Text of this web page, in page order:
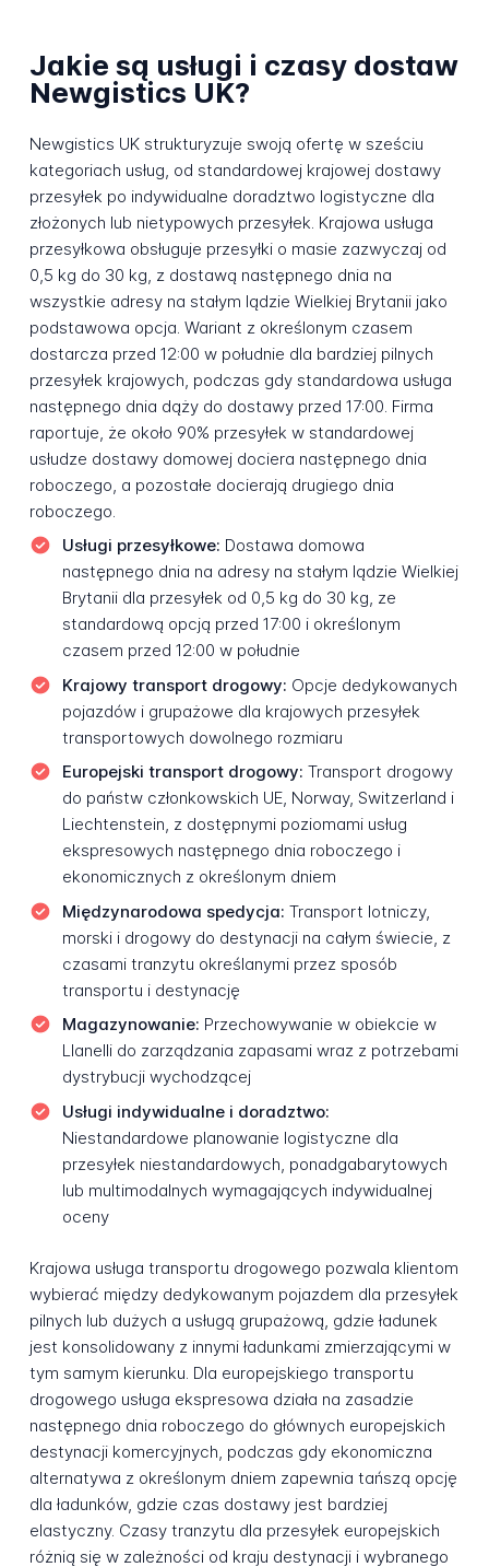
Jakie są usługi i czasy dostaw
Newgistics UK?
Newgistics UK strukturyzuje swoją ofertę w sześciu
kategoriach usług, od standardowej krajowej dostawy
przesyłek po indywidualne doradztwo logistyczne dla
złożonych lub nietypowych przesyłek. Krajowa usługa
przesyłkowa obsługuje przesyłki o masie zazwyczaj od
0,5 kg do 30 kg, z dostawą następnego dnia na
wszystkie adresy na stałym lądzie Wielkiej Brytanii jako
podstawowa opcja. Wariant z określonym czasem
dostarcza przed 12:00 w południe dla bardziej pilnych
przesyłek krajowych, podczas gdy standardowa usługa
następnego dnia dąży do dostawy przed 17:00. Firma
raportuje, że około 90% przesyłek w standardowej
usłudze dostawy domowej dociera następnego dnia
roboczego, a pozostałe docierają drugiego dnia
roboczego.
Usługi przesyłkowe: Dostawa domowa
następnego dnia na adresy na stałym lądzie Wielkiej
Brytanii dla przesyłek od 0,5 kg do 30 kg, ze
standardową opcją przed 17:00 i określonym
czasem przed 12:00 w południe
Krajowy transport drogowy: Opcje dedykowanych
pojazdów i grupażowe dla krajowych przesyłek
transportowych dowolnego rozmiaru
Europejski transport drogowy: Transport drogowy
do państw członkowskich UE, Norway, Switzerland i
Liechtenstein, z dostępnymi poziomami usług
ekspresowych następnego dnia roboczego i
ekonomicznych z określonym dniem
Międzynarodowa spedycja: Transport lotniczy,
morski i drogowy do destynacji na całym świecie, z
czasami tranzytu określanymi przez sposób
transportu i destynację
Magazynowanie: Przechowywanie w obiekcie w
Llanelli do zarządzania zapasami wraz z potrzebami
dystrybucji wychodzącej
Usługi indywidualne i doradztwo:
Niestandardowe planowanie logistyczne dla
przesyłek niestandardowych, ponadgabarytowych
lub multimodalnych wymagających indywidualnej
oceny
Krajowa usługa transportu drogowego pozwala klientom
wybierać między dedykowanym pojazdem dla przesyłek
pilnych lub dużych a usługą grupażową, gdzie ładunek
jest konsolidowany z innymi ładunkami zmierzającymi w
tym samym kierunku. Dla europejskiego transportu
drogowego usługa ekspresowa działa na zasadzie
następnego dnia roboczego do głównych europejskich
destynacji komercyjnych, podczas gdy ekonomiczna
alternatywa z określonym dniem zapewnia tańszą opcję
dla ładunków, gdzie czas dostawy jest bardziej
elastyczny. Czasy tranzytu dla przesyłek europejskich
różnią się w zależności od kraju destynacji i wybranego